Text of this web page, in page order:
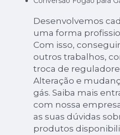
Desenvolvemos
uma forma
Com isso,
outros trabalhos,
troca de
Alteração e
gás. Saiba mais
com nossa
as suas dúvidas
produtos